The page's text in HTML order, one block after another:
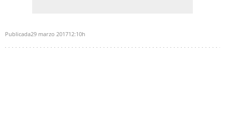
Publicada29 marzo 201712:10h